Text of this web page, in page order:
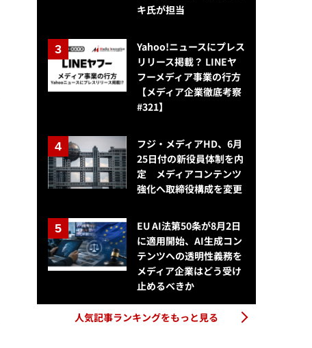
キ氏が担当
Yahoo!ニュースにプレス
リリース掲載？ LINEヤ
フーメディア事業の行方
【メディア企業徹底考察
#321】
フジ・メディアHD、6月
25日付の新役員体制を内
定 メディアコンテンツ
強化へ取締役構成を変更
EU AI法第50条が8月2日
に適用開始、AI生成コン
テンツへの透明性義務を
メディア企業はどう受け
止めるべきか
人気記事ランキングをもっと見る